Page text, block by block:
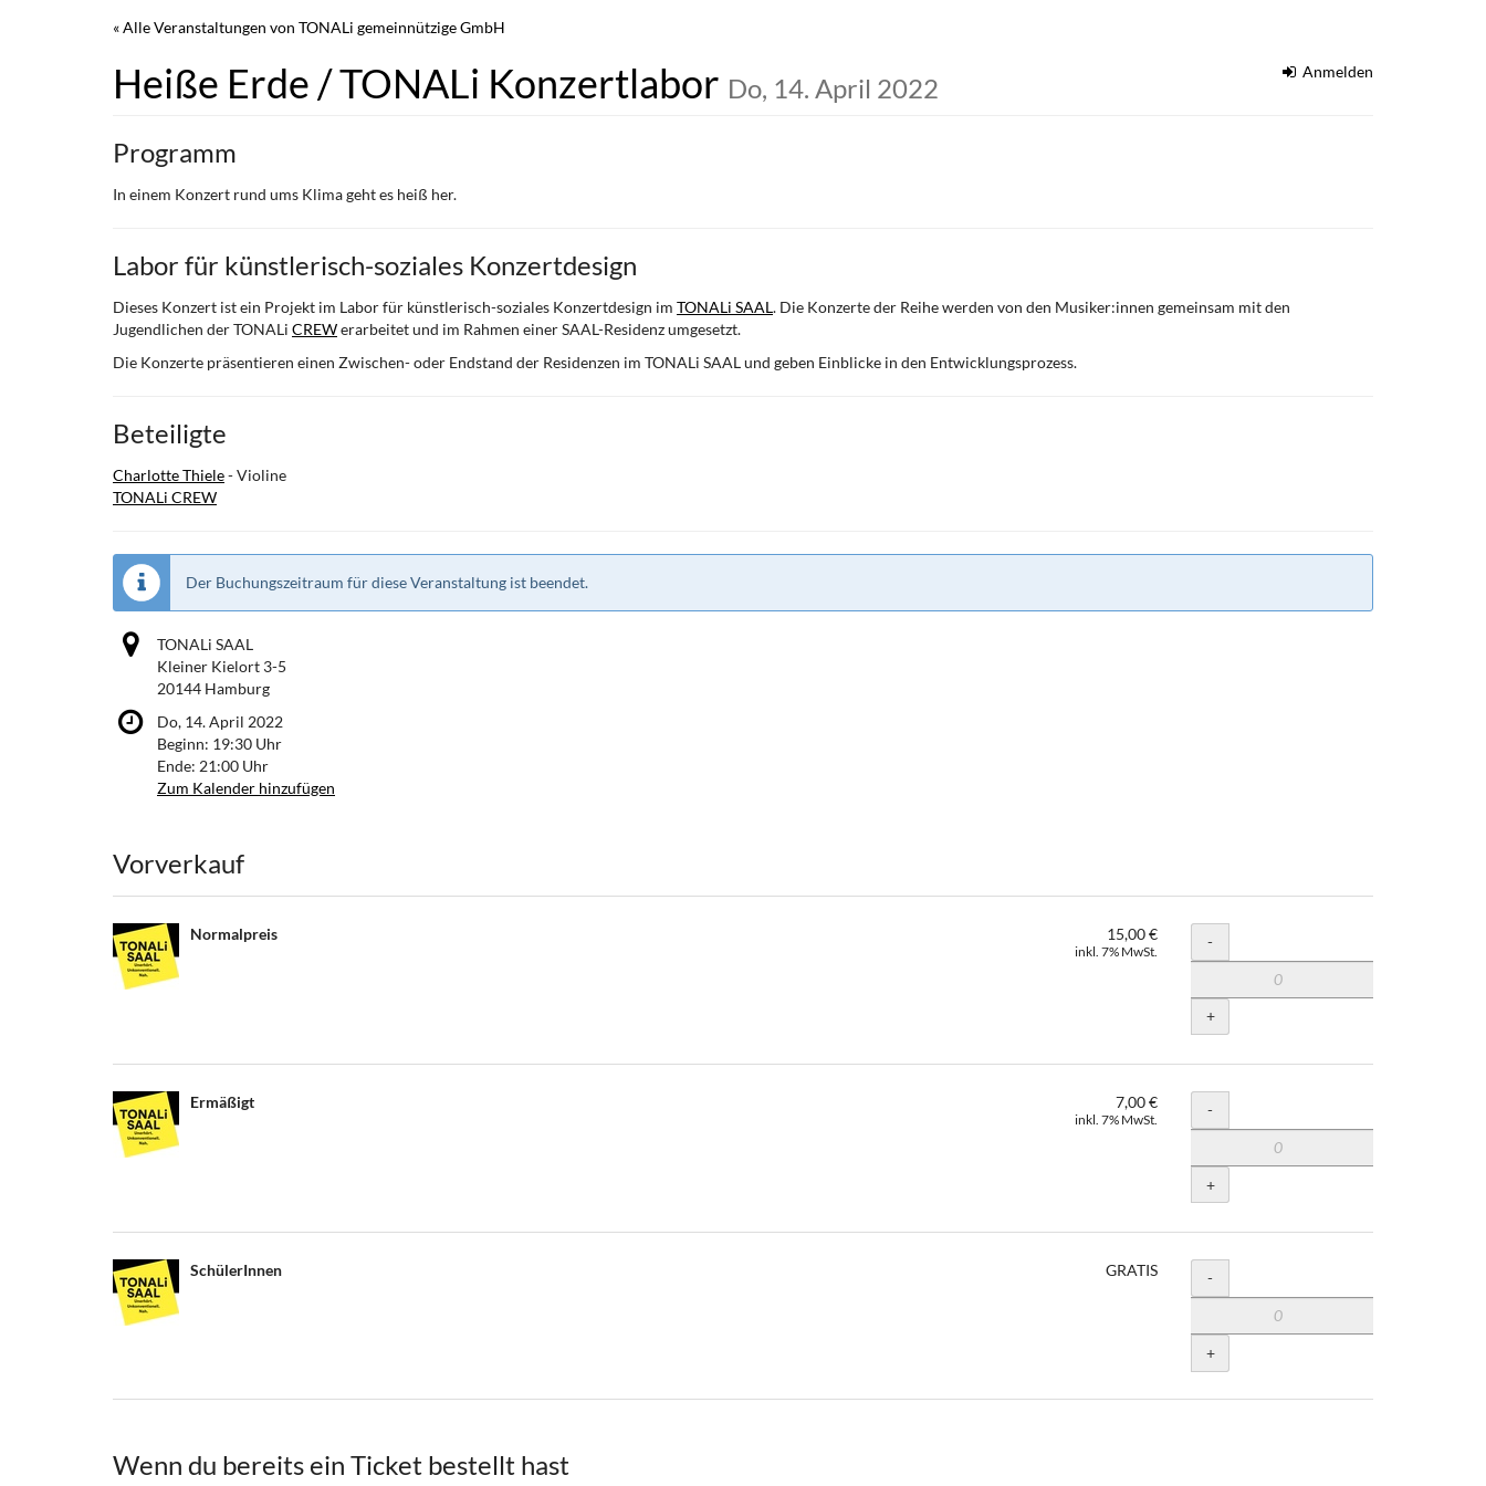
« Alle Veranstaltungen von TONALi gemeinnützige GmbH
Heiße Erde / TONALi Konzertlabor Do, 14. April 2022
Anmelden
Programm
In einem Konzert rund ums Klima geht es heiß her.
Labor für künstlerisch-soziales Konzertdesign
Dieses Konzert ist ein Projekt im Labor für künstlerisch-soziales Konzertdesign im TONALi SAAL. Die Konzerte der Reihe werden von den Musiker:innen gemeinsam mit den
Jugendlichen der TONALi CREWerarbeitet und im Rahmen einer SAAL-Residenz umgesetzt.
Die Konzerte präsentieren einen Zwischen- oder Endstand der Residenzen im TONALi SAAL und geben Einblicke in den Entwicklungsprozess.
Beteiligte
Charlotte Thiele- Violine
TONALi CREW
Der Buchungszeitraum für diese Veranstaltung ist beendet.
TONALi SAAL
Kleiner Kielort 3-5
20144 Hamburg
Do, 14. April 2022
Beginn: 19:30 Uhr
Ende: 21:00 Uhr
Zum Kalender hinzufügen
Produkte
Vorverkauf
Normalpreis 15,00 €
inkl. 7% MwSt. Menge
-
+
Ermäßigt 7,00 €
inkl. 7% MwSt. Menge
-
+
SchülerInnen GRATIS Menge
-
+
Wenn du bereits ein Ticket bestellt hast